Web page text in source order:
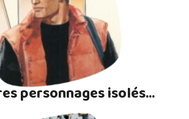
personnages isolés...